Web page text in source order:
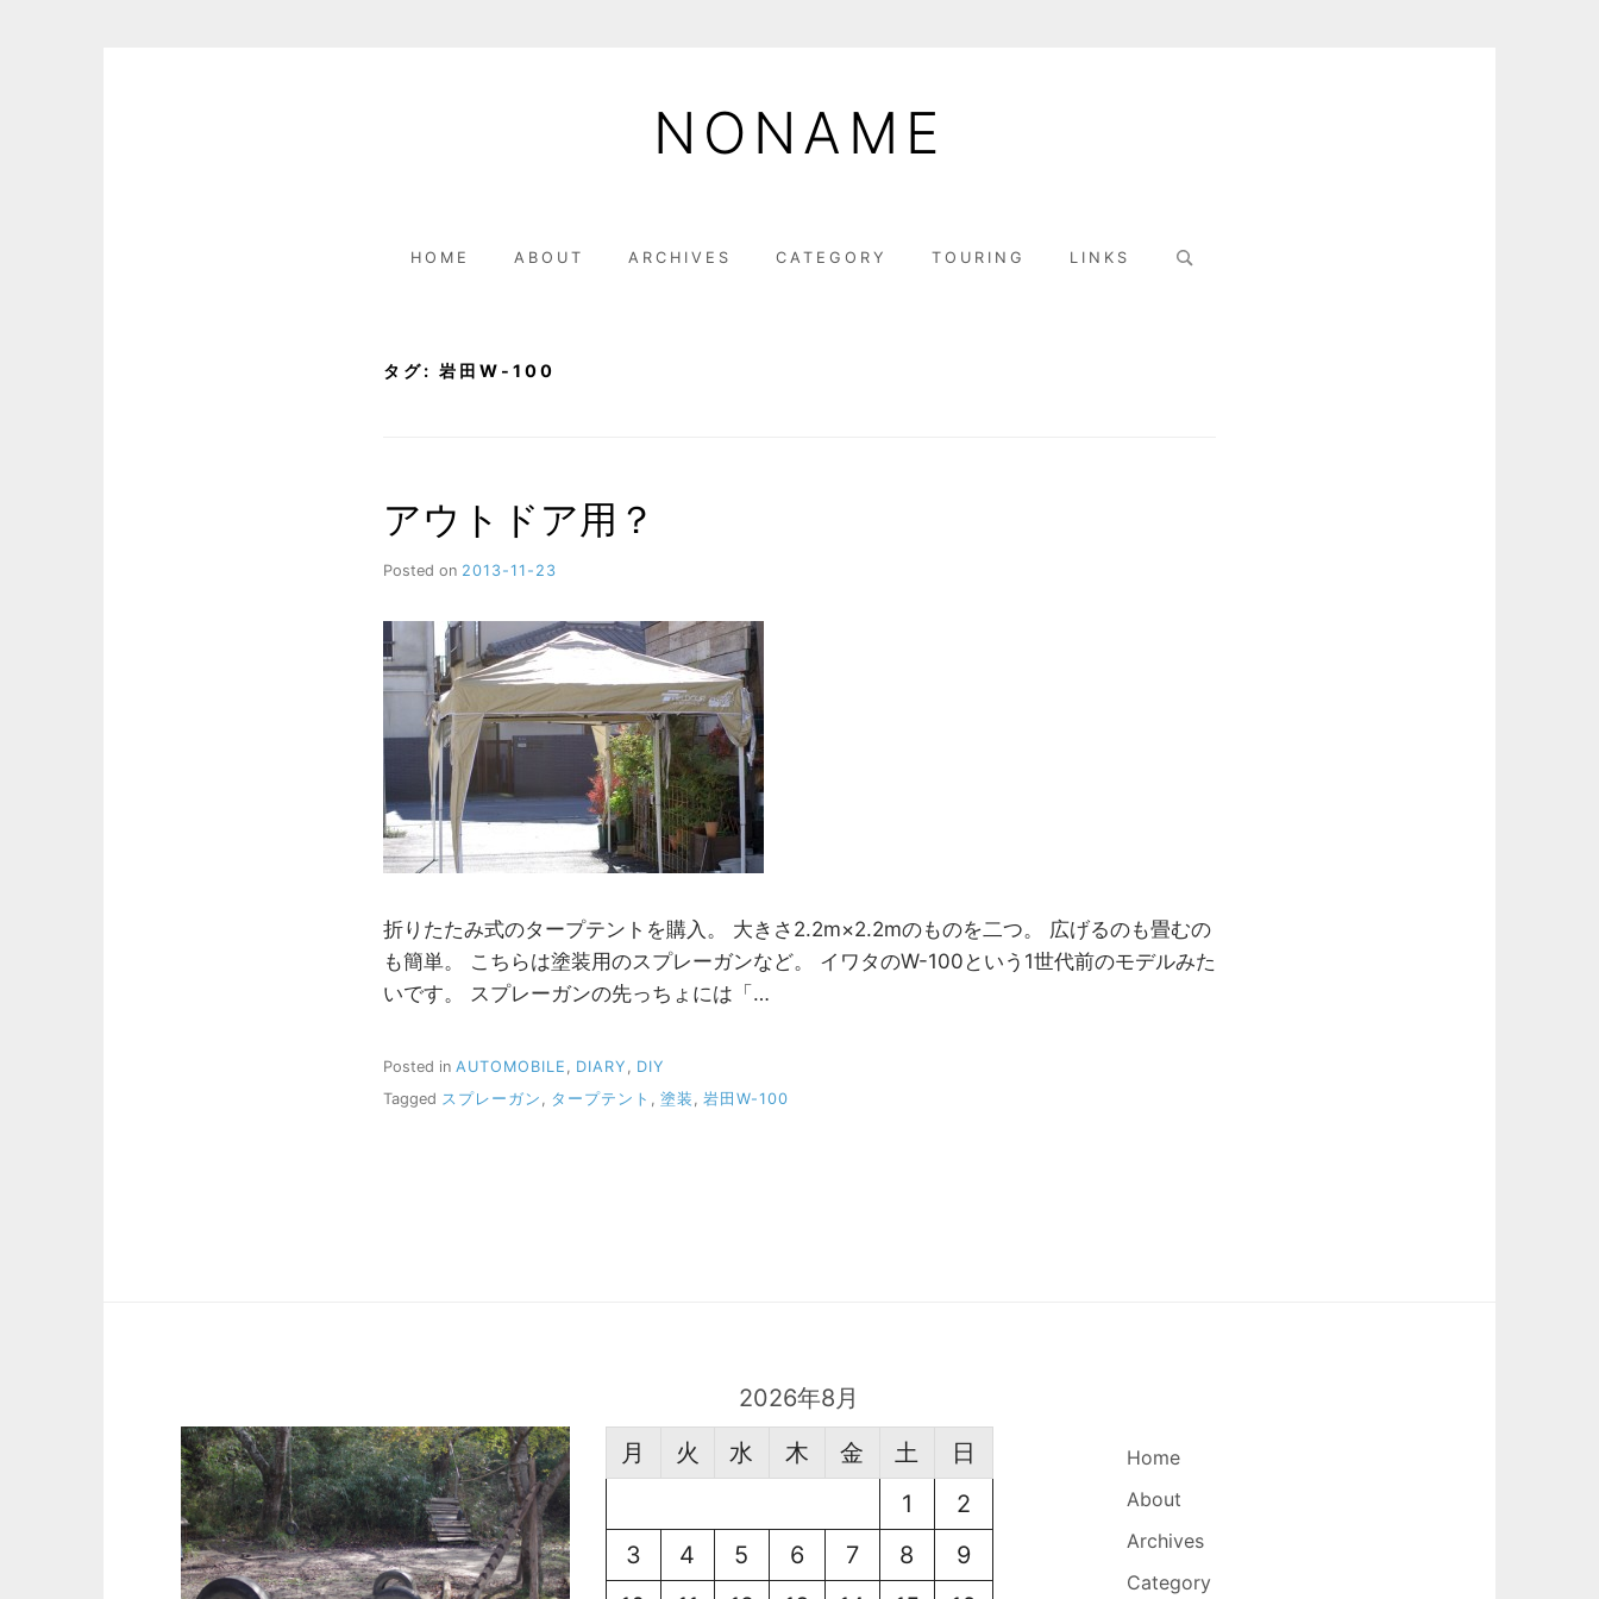
NONAME
HOME ABOUT ARCHIVES CATEGORY TOURING LINKS
Search
タグ: 岩田W-100
アウトドア用？
Posted on 2013-11-23
M
M
折りたたみ式のタープテントを購入。 大きさ2.2m×2.2mのものを二つ。 広げるのも畳むの
も簡単。 こちらは塗装用のスプレーガンなど。 イワタのW-100という1世代前のモデルみた
いです。 スプレーガンの先っちょには「…
Posted in AUTOMOBILE , DIARY , DIY
Tagged スプレーガン タープテント 塗装 岩田W-100
2026年8月
月
火 水 木 金 土
日
1
2
3
4 5 6 7 8
9
Home
About
Archives
Category